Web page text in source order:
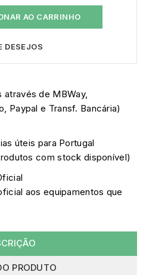
AO CARRINHO
DESEJOS
de MBWay,
Paypal e Transf. Bancária)
úteis para Portugal
com stock disponível)
aos equipamentos que
PRODUTO